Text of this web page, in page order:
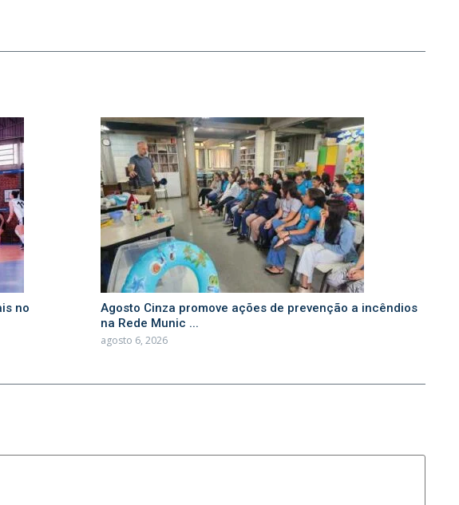
no
Agosto Cinza promove ações de prevenção a incêndios
na Rede Munic ...
agosto 6, 2026